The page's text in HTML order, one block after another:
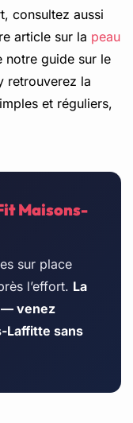
consultez aussi
article sur la peau
notre guide sur le
retrouverez la
et réguliers,
Maisons-
sur place
l’effort. La
— venez
Laffitte sans